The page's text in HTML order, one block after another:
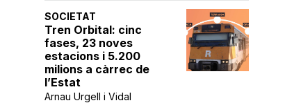
SOCIETAT
Tren Orbital: cinc
fases, 23 noves
estacions i 5.200
milions a càrrec de
l’Estat
Arnau Urgell i Vidal